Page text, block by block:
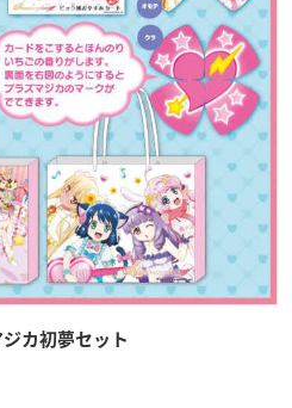
カ初夢セット